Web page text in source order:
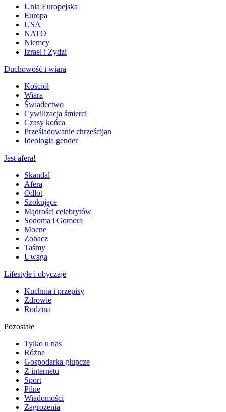
Unia Europejska
Europa
USA
NATO
Niemcy
Izrael i Żydzi
Duchowość i wiara
Kościół
Wiara
Świadectwo
Cywilizacja śmierci
Czasy końca
Prześladowanie chrześcijan
Ideologia gender
Jest afera!
Skandal
Afera
Odlot
Szokujące
Mądrości celebrytów
Sodoma i Gomora
Mocne
Zobacz
Taśmy
Uwaga
Lifestyle i obyczaje
Kuchnia i przepisy
Zdrowie
Rodzina
Pozostałe
Tylko u nas
Różne
Gospodarka głupcze
Z internetu
Sport
Pilne
Wiadomości
Zagrożenia